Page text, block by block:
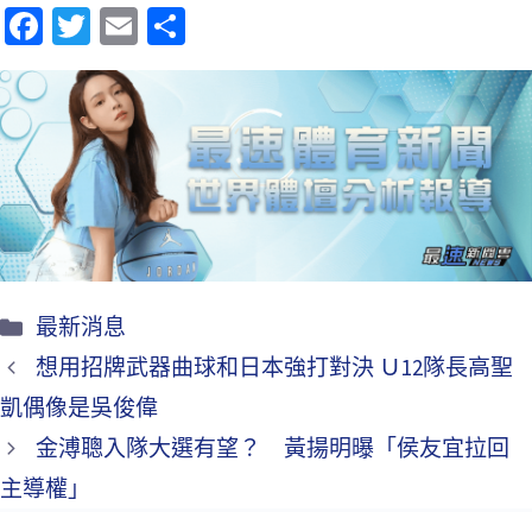
Fa
ce
b
o
o
k
T
wi
tt
er
E
m
ai
l
享
最新消息
想用招牌武器曲球和日本強打對決 Ｕ12隊長高聖
凱偶像是吳俊偉
金溥聰入隊大選有望？ 黃揚明曝「侯友宜拉回
主導權」